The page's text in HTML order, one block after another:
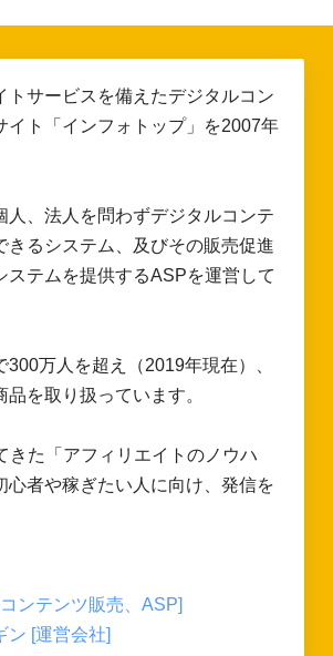
トサービスを備えたデジタルコン
イト「インフォトップ」を2007年
人、法人を問わずデジタルコンテ
きるシステム、及びその販売促進
ステムを提供するASPを運営して
万人を超え（2019年現在）、
を取り扱っています。
きた「アフィリエイトのノウハ
心者や稼ぎたい人に向け、発信を
ンテンツ販売、ASP]
ン [運営会社]